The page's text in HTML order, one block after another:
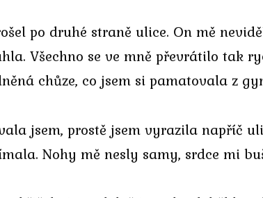
po druhé straně ulice. On mě
Všechno se ve mně převrátilo tak
chůze, co jsem si pamatovala z
jsem, prostě jsem vyrazila napříč
Nohy mě nesly samy, srdce mi